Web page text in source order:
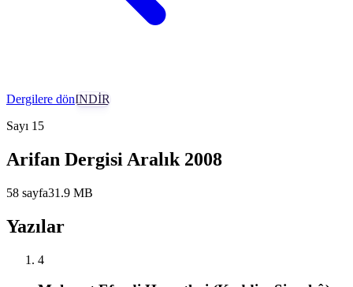
Dergilere dönİNDİR
Sayı 15
Arifan Dergisi Aralık 2008
58 sayfa31.9 MB
Yazılar
4